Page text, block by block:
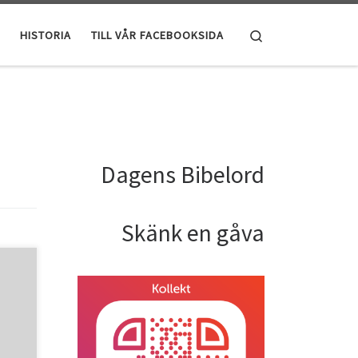
HISTORIA TILL VÅR FACEBOOKSIDA
Dagens Bibelord
Skänk en gåva